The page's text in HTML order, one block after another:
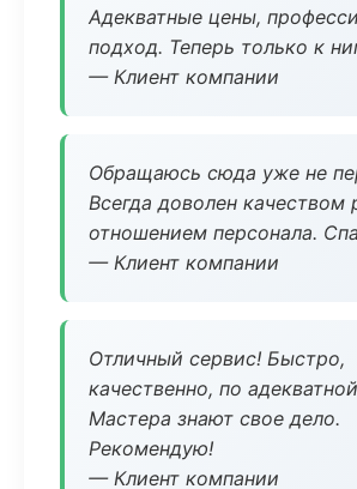
Адекватные цены,
подход. Теперь только к
— Клиент компании
Обращаюсь сюда уже не
Всегда доволен качеством
отношением персонала.
— Клиент компании
Отличный сервис! Быстро,
качественно, по
Мастера знают свое дело.
Рекомендую!
— Клиент компании